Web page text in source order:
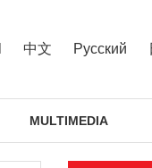
中文 Русский
MULTIMEDIA